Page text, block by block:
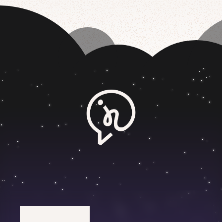
E IN G
O B IL